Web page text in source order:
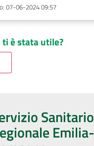
: 07-06-2024 09:57
ti è stata utile?
Sanitario
Emilia-